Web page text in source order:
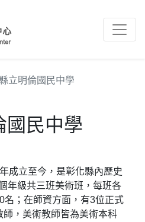
立明倫國民中學
國民中學
成立至今，是彰化縣內歷史
年級共三班美術班，每班各
名；在師資方面，有3位正式
，美術教師皆為美術本科